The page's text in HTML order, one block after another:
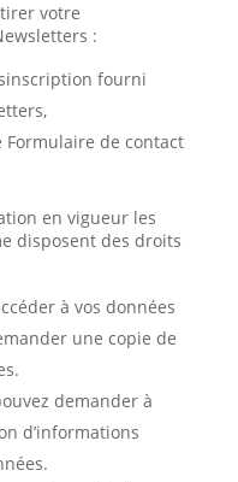
votre
:
fourni
de contact
en vigueur les
disposent des droits
à vos données
une copie de
demander à
d’informations